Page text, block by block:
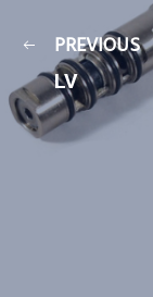
PREVIOUS
LV